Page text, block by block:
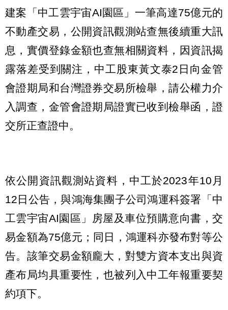
建案「中工雲宇宙AI園區」一筆高達75億元的
不動產交易，公開資訊觀測站查無後續重大訊
息，實價登錄金額也查無相關資料，因資訊揭
露落差受到關注，中工股東黃文泰2日向金管
會證期局和台灣證券交易所檢舉，請公權力介
入調查，金管會證期局證實已收到檢舉函，證
交所正查證中。
依公開資訊觀測站資料，中工於2023年10月
12日公告，與鴻海集團子公司鴻運科簽署「中
工雲宇宙AI園區」房屋及車位預購意向書，交
易金額為75億元；同日，鴻運科亦發布對等公
告。該筆交易金額龐大，對雙方資本支出與資
產布局均具重要性，也被列入中工年報重要契
約項下。